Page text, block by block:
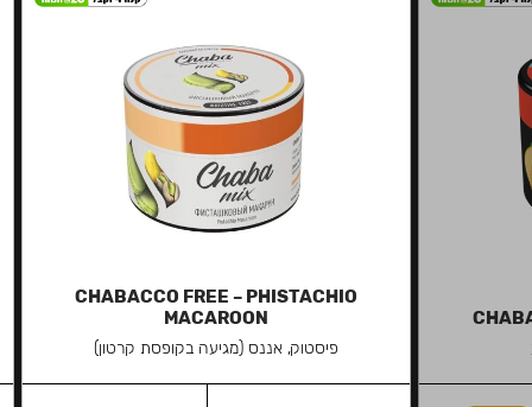
CHABACCO FREE – PHISTACHIO
MACAROON
פיסטוק, אננס (מגיעה בקופסת קרטון)